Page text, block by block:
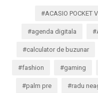
ACASIO POCKET
agenda digitala
calculator de buzunar
fashion gaming
palm pre radu